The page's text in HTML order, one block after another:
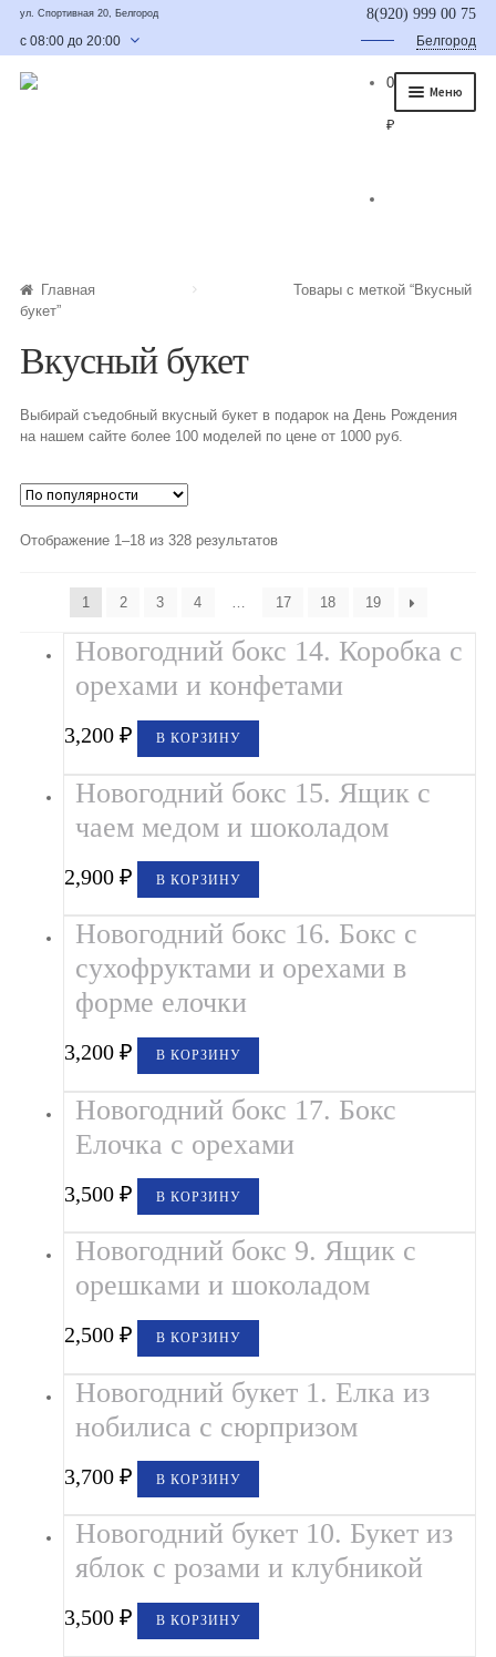
ул. Спортивная 20, Белгород
с 08:00 до 20:00
8(920) 999 00 75
Белгород
Меню
Букет из фруктов и овощей
Сладкие букеты из конфет
Букеты из клубники и ягод
Детские букеты
Букет учителю
Съедобные Корзины
Съедобные Боксы Ящики
Букеты из раков и рыбы в Белгороде
Доставка
Фото работ
Контакты
0
₽
Главная
Товары с меткой “Вкусный
букет”
Вкусный букет
Выбирай съедобный вкусный букет в подарок на День Рождения
на нашем сайте более 100 моделей по цене от 1000 руб.
Отображение 1–18 из 328 результатов
1 2 3 4 … 17 18 19
Новогодний бокс 14. Коробка с
орехами и конфетами
3,200₽ В КОРЗИНУ
Новогодний бокс 15. Ящик с
чаем медом и шоколадом
2,900₽ В КОРЗИНУ
Новогодний бокс 16. Бокс с
сухофруктами и орехами в
форме елочки
3,200₽ В КОРЗИНУ
Новогодний бокс 17. Бокс
Елочка с орехами
3,500₽ В КОРЗИНУ
Новогодний бокс 9. Ящик с
орешками и шоколадом
2,500₽ В КОРЗИНУ
Новогодний букет 1. Елка из
нобилиса с сюрпризом
3,700₽ В КОРЗИНУ
Новогодний букет 10. Букет из
яблок с розами и клубникой
3,500₽ В КОРЗИНУ